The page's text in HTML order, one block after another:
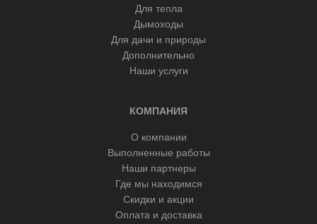
Для тепла
Дымоходы
Для дачи и природы
Дополнительно
Наши услуги
КОМПАНИЯ
О компании
Выполненные работы
Наши партнеры
Где мы находимся
Скидки и акции
Оплата и доставка